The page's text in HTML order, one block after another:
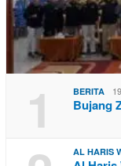
1 BERITA
Bujang
AL HARIS